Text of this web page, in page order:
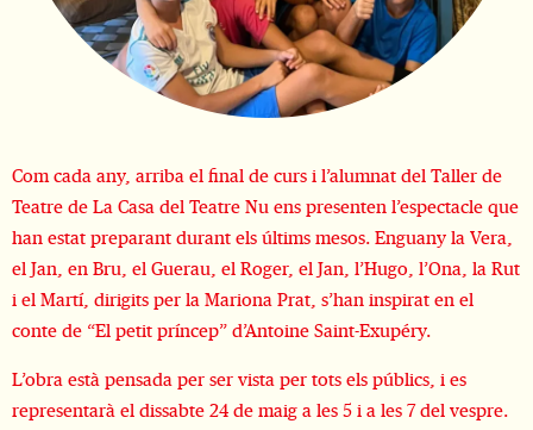
Com cada any, arriba el final de curs i l’alumnat del Taller de
Teatre de La Casa del Teatre Nu ens presenten l’espectacle que
han estat preparant durant els últims mesos. Enguany la Vera,
el Jan, en Bru, el Guerau, el Roger, el Jan, l’Hugo, l’Ona, la Rut
i el Martí, dirigits per la Mariona Prat, s’han inspirat en el
conte de “El petit príncep” d’Antoine Saint-Exupéry.
L’obra està pensada per ser vista per tots els públics, i es
representarà el dissabte 24 de maig a les 5 i a les 7 del vespre.